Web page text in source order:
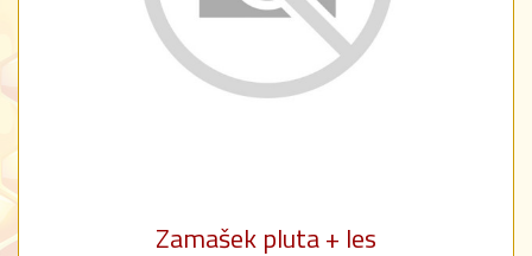
Zamašek pluta + les